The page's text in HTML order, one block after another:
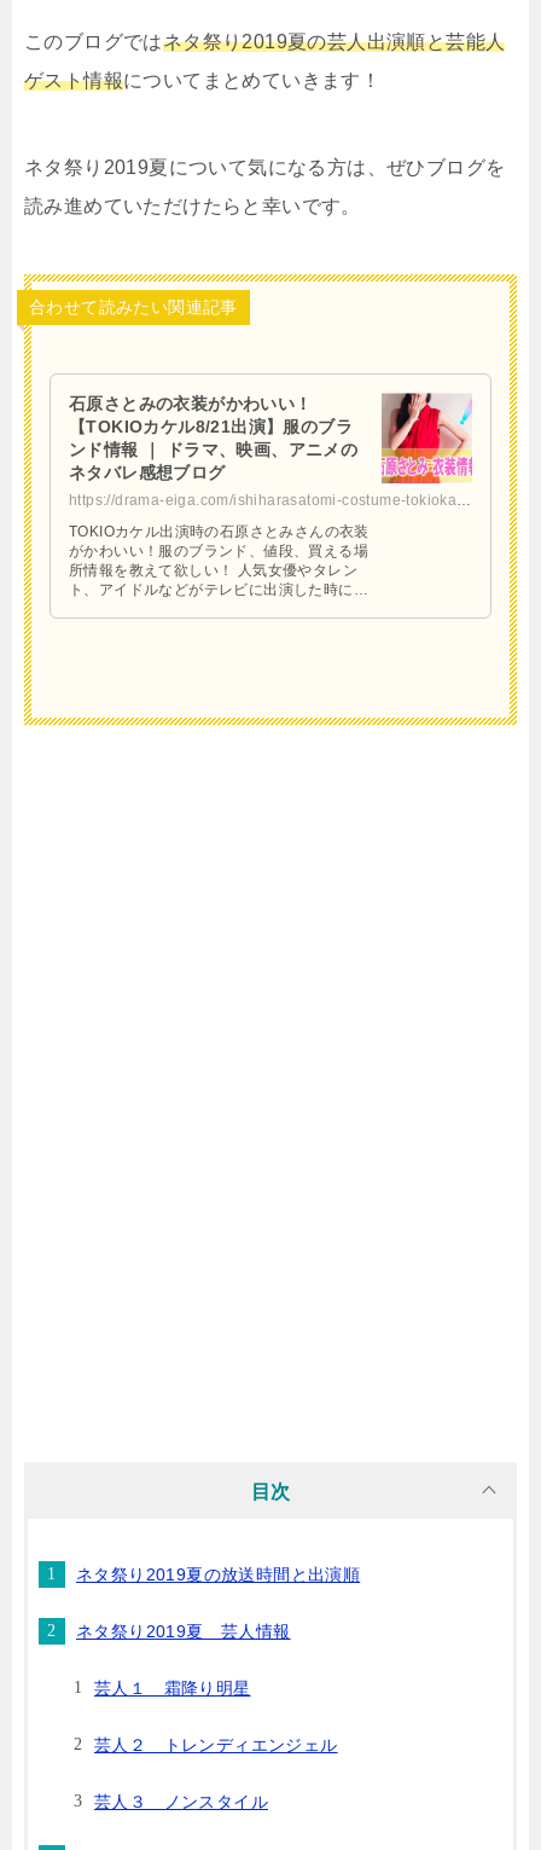
このブログではネタ祭り2019夏の芸人出演順と芸能人
ゲスト情報についてまとめていきます！
ネタ祭り2019夏について気になる方は、ぜひブログを
読み進めていただけたらと幸いです。
合わせて読みたい関連記事
石原さとみの衣装がかわいい！
【TOKIOカケル8/21出演】服のブラ
ンド情報 ｜ ドラマ、映画、アニメの
ネタバレ感想ブログ
https://drama-eiga.com/ishiharasatomi-costume-tokiokakeru
TOKIOカケル出演時の石原さとみさんの衣装
がかわいい！服のブランド、値段、買える場
所情報を教えて欲しい！ 人気女優やタレン
ト、アイドルなどがテレビに出演した時に着
目次
ネタ祭り2019夏の放送時間と出演順
ネタ祭り2019夏 芸人情報
芸人１ 霜降り明星
芸人２ トレンディエンジェル
芸人３ ノンスタイル